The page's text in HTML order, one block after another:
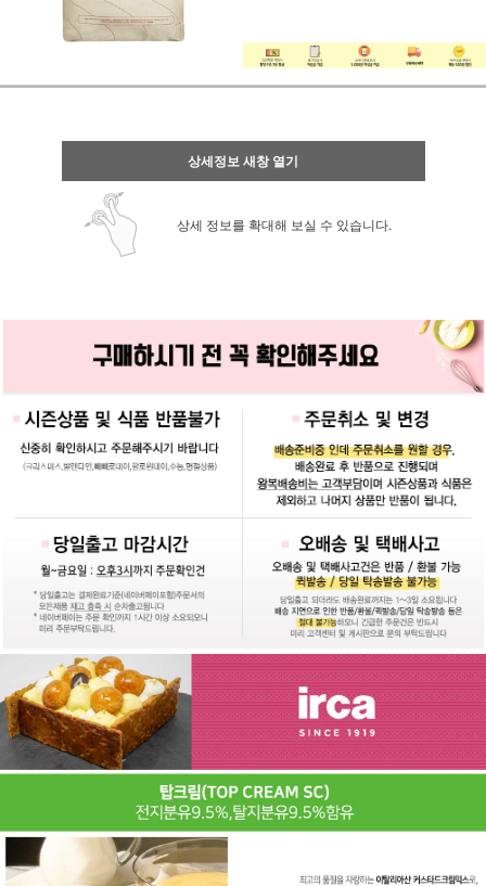
상세정보 새창 열기
상세 정보를 확대해 보실 수 있습니다.